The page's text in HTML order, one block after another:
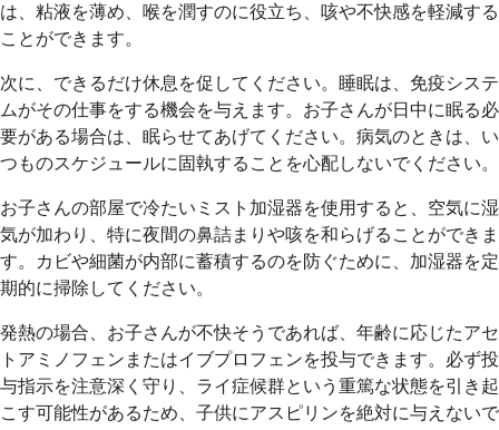
は、粘液を薄め、喉を潤すのに役立ち、咳や不快感を軽減する
ことができます。
次に、できるだけ休息を促してください。睡眠は、免疫システ
ムがその仕事をする機会を与えます。お子さんが日中に眠る必
要がある場合は、眠らせてあげてください。病気のときは、い
つものスケジュールに固執することを心配しないでください。
お子さんの部屋で冷たいミスト加湿器を使用すると、空気に湿
気が加わり、特に夜間の鼻詰まりや咳を和らげることができま
す。カビや細菌が内部に蓄積するのを防ぐために、加湿器を定
期的に掃除してください。
発熱の場合、お子さんが不快そうであれば、年齢に応じたアセ
トアミノフェンまたはイブプロフェンを投与できます。必ず投
与指示を注意深く守り、ライ症候群という重篤な状態を引き起
こす可能性があるため、子供にアスピリンを絶対に与えないで